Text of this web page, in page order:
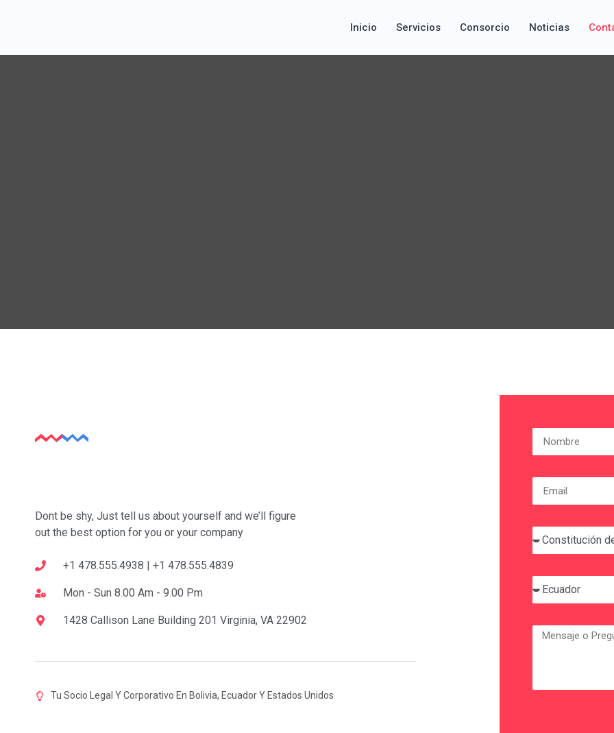
Inicio Servicios Consorcio Noticias
Dont be shy, Just tell us about yourself and we’ll figure
out the best option for you or your company
+1 478.555.4938 | +1 478.555.4839
Mon - Sun 8.00 Am - 9.00 Pm
1428 Callison Lane Building 201 Virginia, VA 22902
Tu Socio Legal Y Corporativo En Bolivia, Ecuador Y Estados Unidos